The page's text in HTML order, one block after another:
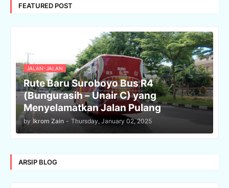
FEATURED POST
JALAN-JALAN
Rute Baru Suroboyo Bus R4
(Bungurasih – Unair C) yang
Menyelamatkan Jalan Pulang
by Ikrom Zain - Thursday, January 02, 2025
ARSIP BLOG